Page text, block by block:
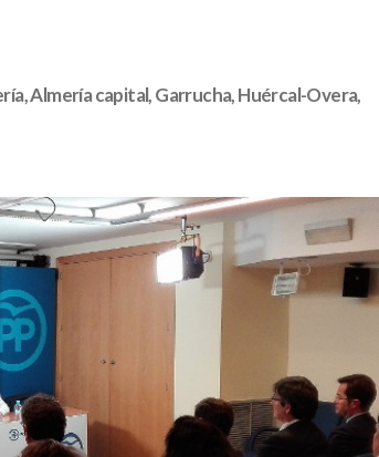
Almería capital, Garrucha, Huércal-Overa,